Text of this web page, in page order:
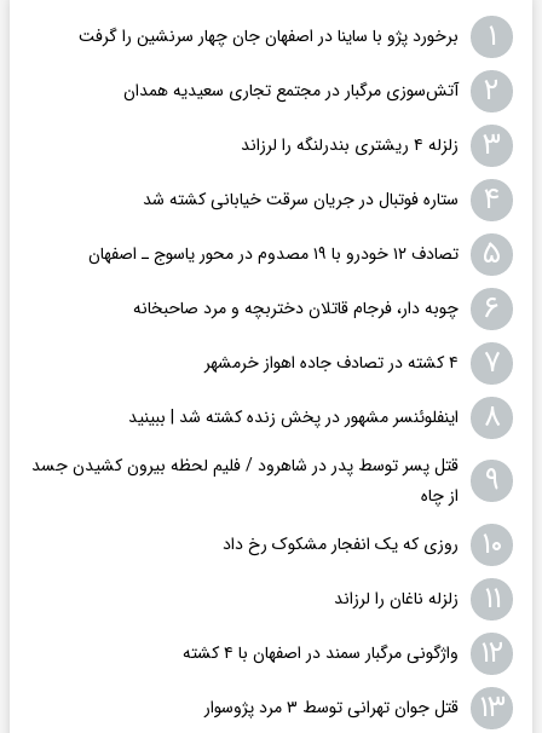
۱ برخورد پژو با ساینا در اصفهان جان چهار سرنشین را گرفت
۲ آتش‌سوزی مرگبار در مجتمع تجاری سعیدیه همدان
۳ زلزله ۴ ریشتری بندرلنگه را لرزاند
۴ ستاره فوتبال در جریان سرقت خیابانی کشته شد
۵ تصادف ۱۲ خودرو با ۱۹ مصدوم در محور یاسوج ـ اصفهان
۶ چوبه دار، فرجام قاتلان دختربچه و مرد صاحبخانه
۷ ۴ کشته در تصادف جاده اهواز خرمشهر
۸ اینفلوئنسر مشهور در پخش زنده کشته شد | ببینید
۹
قتل پسر توسط پدر در شاهرود / فلیم لحظه بیرون کشیدن جسد
از چاه
۱۰ روزی که یک انفجار مشکوک رخ داد
۱۱ زلزله ناغان را لرزاند
۱۲ واژگونی مرگبار سمند در اصفهان با ۴ کشته
۱۳ قتل جوان تهرانی توسط ۳ مرد پژوسوار